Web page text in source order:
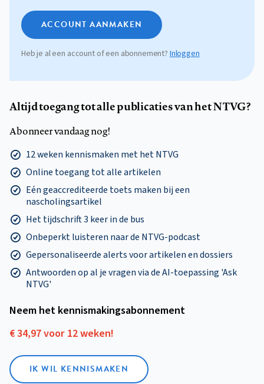
ACCOUNT AANMAKEN
Heb je al een account of een abonnement? Inloggen
Altijd toegang tot alle publicaties van het NTVG?
Abonneer vandaag nog!
12 weken kennismaken met het NTVG
Online toegang tot alle artikelen
Eén geaccrediteerde toets maken bij een
nascholingsartikel
Het tijdschrift 3 keer in de bus
Onbeperkt luisteren naar de NTVG-podcast
Gepersonaliseerde alerts voor artikelen en dossiers
Antwoorden op al je vragen via de AI-toepassing 'Ask
NTVG'
Neem het kennismakings­abonnement
€ 34,97 voor 12 weken!
IK WIL KENNISMAKEN